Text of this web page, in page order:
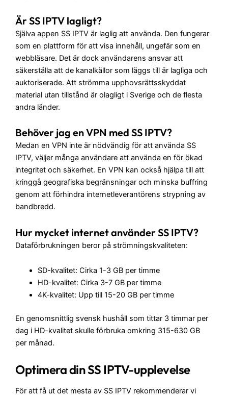
Är SS IPTV lagligt?
Själva appen SS IPTV är laglig att använda. Den fungerar
som en plattform för att visa innehåll, ungefär som en
webbläsare. Det är dock användarens ansvar att
säkerställa att de kanalkällor som läggs till är lagliga och
auktoriserade. Att strömma upphovsrättsskyddat
material utan tillstånd är olagligt i Sverige och de flesta
andra länder.
Behöver jag en VPN med SS IPTV?
Medan en VPN inte är nödvändig för att använda SS
IPTV, väljer många användare att använda en för ökad
integritet och säkerhet. En VPN kan också hjälpa till att
kringgå geografiska begränsningar och minska buffring
genom att förhindra internetleverantörens strypning av
bandbredd.
Hur mycket internet använder SS IPTV?
Dataförbrukningen beror på strömningskvaliteten:
SD-kvalitet: Cirka 1-3 GB per timme
HD-kvalitet: Cirka 3-7 GB per timme
4K-kvalitet: Upp till 15-20 GB per timme
En genomsnittlig svensk hushåll som tittar 3 timmar per
dag i HD-kvalitet skulle förbruka omkring 315-630 GB
per månad.
Optimera din SS IPTV-upplevelse
För att få ut det mesta av SS IPTV rekommenderar vi